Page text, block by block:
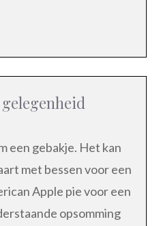
een gebakje. Het kan
met bessen voor een
Apple pie voor een
opsomming